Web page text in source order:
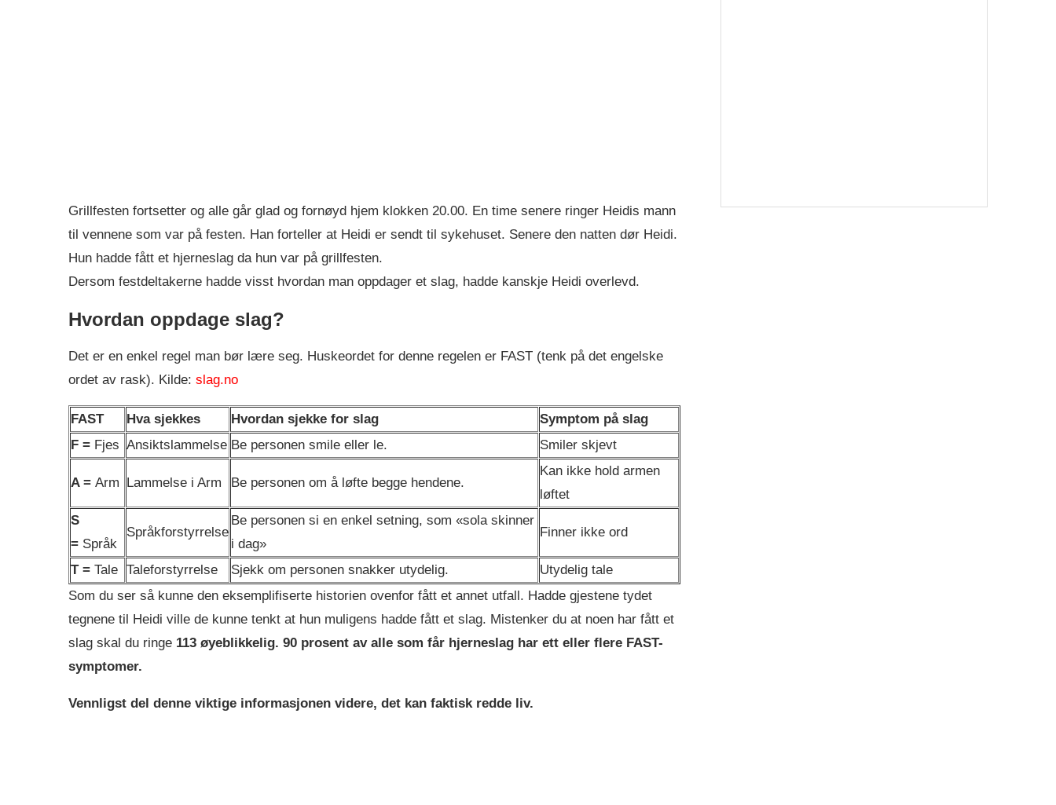
Grillfesten fortsetter og alle går glad og fornøyd hjem klokken 20.00. En time senere ringer Heidis mann
til vennene som var på festen. Han forteller at Heidi er sendt til sykehuset. Senere den natten dør Heidi.
Hun hadde fått et hjerneslag da hun var på grillfesten.
Dersom festdeltakerne hadde visst hvordan man oppdager et slag, hadde kanskje Heidi overlevd.
Hvordan oppdage slag?
Det er en enkel regel man bør lære seg. Huskeordet for denne regelen er FAST (tenk på det engelske
ordet av rask). Kilde: slag.no
FAST Hva sjekkes Hvordan sjekke for slag
Symptom på slag
F = Fjes Ansiktslammelse Be personen smile eller le. Smiler skjevt
A = Arm Lammelse i Arm Be personen om å løfte begge hendene.
Kan ikke hold armen
løftet
S
= Språk
Språkforstyrrelse
Be personen si en enkel setning, som «sola skinner
i dag»
Finner ikke ord
T = Tale Taleforstyrrelse Sjekk om personen snakker utydelig.
Utydelig tale
Som du ser så kunne den eksemplifiserte historien ovenfor fått et annet utfall. Hadde gjestene tydet
tegnene til Heidi ville de kunne tenkt at hun muligens hadde fått et slag. Mistenker du at noen har fått et
slag skal du ringe 113 øyeblikkelig. 90 prosent av alle som får hjerneslag har ett eller flere FAST-
symptomer.
Vennligst del denne viktige informasjonen videre, det kan faktisk redde liv.